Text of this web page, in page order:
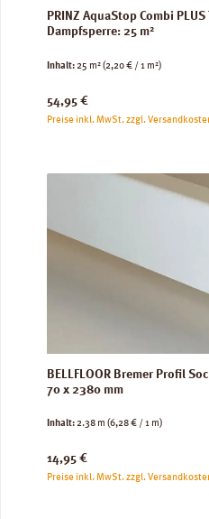
PRINZ AquaStop Combi
Dampfsperre: 25 m²
Inhalt:25 m²(2,20 € / 1 m²)
Regulärer Preis:
54,95 €
Preise inkl. MwSt. zzgl.
BELLFLOOR Bremer Profil
70 x 2380 mm
Inhalt:2.38 m (6,28 € / 1 m)
Regulärer Preis:
14,95 €
Preise inkl. MwSt. zzgl.